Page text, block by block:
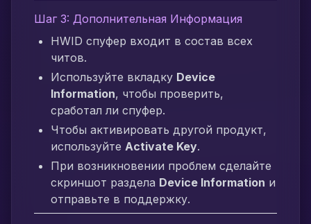
Шаг 3: Дополнительная Информация
HWID спуфер входит в состав всех
читов.
Используйте вкладку Device
Information, чтобы проверить,
сработал ли спуфер.
Чтобы активировать другой продукт,
используйте Activate Key.
При возникновении проблем сделайте
скриншот раздела Device Information и
отправьте в поддержку.